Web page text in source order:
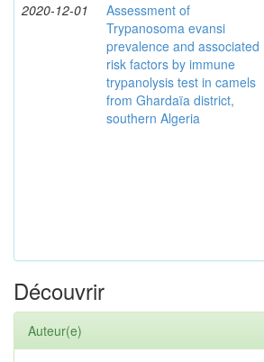
2020-12-01
Assessment of
Trypanosoma evansi
prevalence and associated
risk factors by immune
trypanolysis test in camels
from Ghardaïa district,
southern Algeria
Découvrir
Auteur(e)